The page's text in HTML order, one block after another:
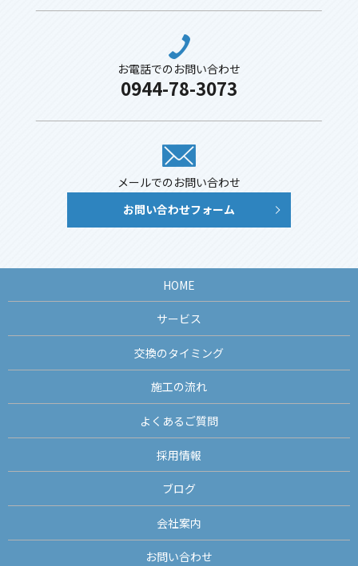
お電話でのお問い合わせ
0944-78-3073
メールでのお問い合わせ
お問い合わせフォーム
HOME
サービス
交換のタイミング
施工の流れ
よくあるご質問
採用情報
ブログ
会社案内
お問い合わせ